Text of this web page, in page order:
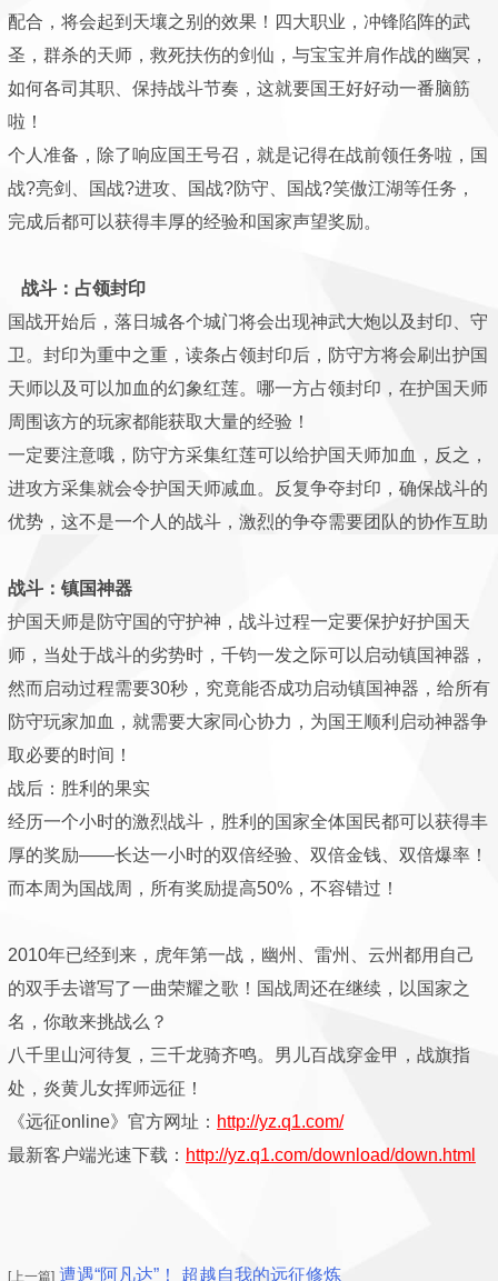
配合，将会起到天壤之别的效果！四大职业，冲锋陷阵的武
圣，群杀的天师，救死扶伤的剑仙，与宝宝并肩作战的幽冥，
如何各司其职、保持战斗节奏，这就要国王好好动一番脑筋
啦！
个人准备，除了响应国王号召，就是记得在战前领任务啦，国
战?亮剑、国战?进攻、国战?防守、国战?笑傲江湖等任务，
完成后都可以获得丰厚的经验和国家声望奖励。
战斗：占领封印
国战开始后，落日城各个城门将会出现神武大炮以及封印、守
卫。封印为重中之重，读条占领封印后，防守方将会刷出护国
天师以及可以加血的幻象红莲。哪一方占领封印，在护国天师
周围该方的玩家都能获取大量的经验！
一定要注意哦，防守方采集红莲可以给护国天师加血，反之，
进攻方采集就会令护国天师减血。反复争夺封印，确保战斗的
优势，这不是一个人的战斗，激烈的争夺需要团队的协作互助
战斗：镇国神器
护国天师是防守国的守护神，战斗过程一定要保护好护国天
师，当处于战斗的劣势时，千钧一发之际可以启动镇国神器，
然而启动过程需要30秒，究竟能否成功启动镇国神器，给所有
防守玩家加血，就需要大家同心协力，为国王顺利启动神器争
取必要的时间！
战后：胜利的果实
经历一个小时的激烈战斗，胜利的国家全体国民都可以获得丰
厚的奖励——长达一小时的双倍经验、双倍金钱、双倍爆率！
而本周为国战周，所有奖励提高50%，不容错过！
2010年已经到来，虎年第一战，幽州、雷州、云州都用自己
的双手去谱写了一曲荣耀之歌！国战周还在继续，以国家之
名，你敢来挑战么？
八千里山河待复，三千龙骑齐鸣。男儿百战穿金甲，战旗指
处，炎黄儿女挥师远征！
《远征online》官方网址： http://yz.q1.com/
最新客户端光速下载： http://yz.q1.com/download/down.html
[上一篇] 遭遇“阿凡达”！ 超越自我的远征修炼